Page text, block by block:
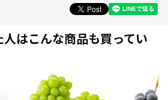
人はこんな商品も買ってい